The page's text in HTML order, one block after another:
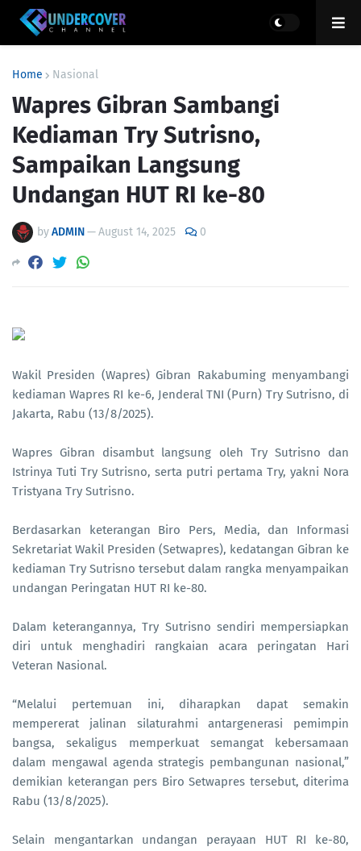
Home Nasional
Wapres Gibran Sambangi
Kediaman Try Sutrisno,
Sampaikan Langsung
Undangan HUT RI ke-80
byADMIN—August 14, 2025 0
Wakil Presiden (Wapres) Gibran Rakabuming menyambangi
kediaman Wapres RI ke-6, Jenderal TNI (Purn) Try Sutrisno, di
Jakarta, Rabu (13/8/2025).
Wapres Gibran disambut langsung oleh Try Sutrisno dan
Istrinya Tuti Try Sutrisno, serta putri pertama Try, yakni Nora
Tristyana Try Sutrisno.
Berdasarkan keterangan Biro Pers, Media, dan Informasi
Sekretariat Wakil Presiden (Setwapres), kedatangan Gibran ke
kediaman Try Sutrisno tersebut dalam rangka menyampaikan
undangan Peringatan HUT RI ke-80.
Dalam keterangannya, Try Sutrisno sendiri mempersiapkan
diri untuk menghadiri rangkaian acara peringatan Hari
Veteran Nasional.
“Melalui pertemuan ini, diharapkan dapat semakin
mempererat jalinan silaturahmi antargenerasi pemimpin
bangsa, sekaligus memperkuat semangat kebersamaan
dalam mengawal agenda strategis pembangunan nasional,”
demikian keterangan pers Biro Setwapres tersebut, diterima
Rabu (13/8/2025).
Selain mengantarkan undangan perayaan HUT RI ke-80,